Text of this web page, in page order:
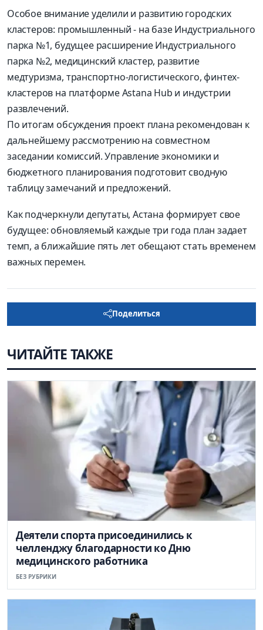
Особое внимание уделили и развитию городских
кластеров: промышленный - на базе Индустриального
парка №1, будущее расширение Индустриального
парка №2, медицинский кластер, развитие
медтуризма, транспортно-логистического, финтех-
кластеров на платформе Astana Hub и индустрии
развлечений.
По итогам обсуждения проект плана рекомендован к
дальнейшему рассмотрению на совместном
заседании комиссий. Управление экономики и
бюджетного планирования подготовит сводную
таблицу замечаний и предложений.
Как подчеркнули депутаты, Астана формирует свое
будущее: обновляемый каждые три года план задает
темп, а ближайшие пять лет обещают стать временем
важных перемен.
Поделиться
ЧИТАЙТЕ ТАКЖЕ
Деятели спорта присоединились к
челленджу благодарности ко Дню
медицинского работника
БЕЗ РУБРИКИ